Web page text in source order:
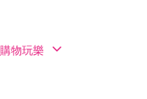
購物玩樂